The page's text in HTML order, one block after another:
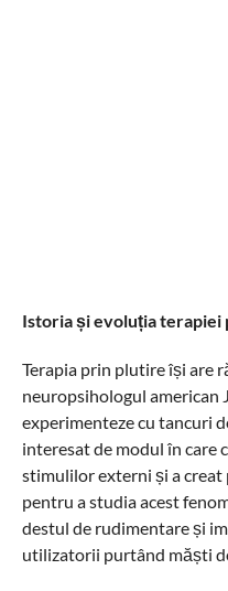
Istoria și evoluția terapiei
Terapia prin plutire își are
neuropsihologul american
experimenteze cu tancuri
interesat de modul în care
stimulilor externi și a
pentru a studia acest
destul de rudimentare și
utilizatorii purtând măști